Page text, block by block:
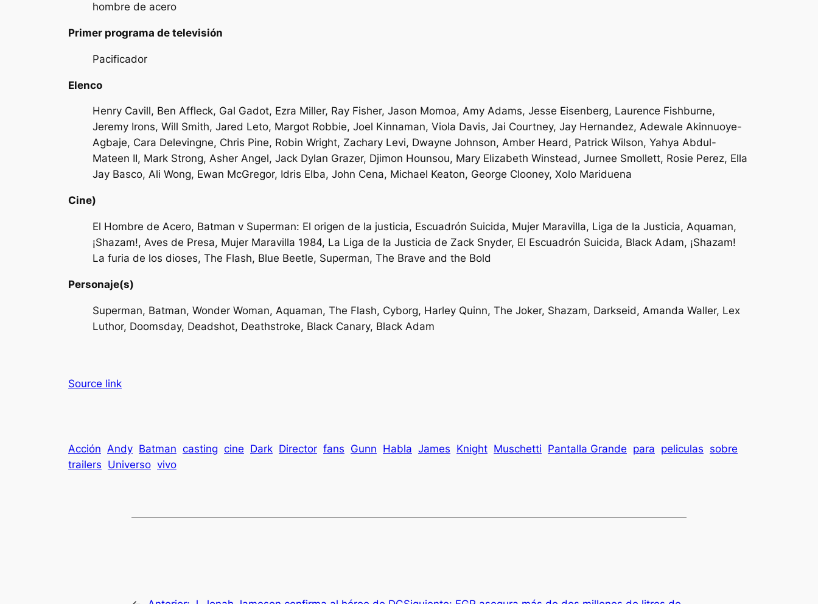
hombre de acero
Primer programa de televisión
Pacificador
Elenco
Henry Cavill, Ben Affleck, Gal Gadot, Ezra Miller, Ray Fisher, Jason Momoa, Amy Adams, Jesse Eisenberg, Laurence Fishburne,
Jeremy Irons, Will Smith, Jared Leto, Margot Robbie, Joel Kinnaman, Viola Davis, Jai Courtney, Jay Hernandez, Adewale Akinnuoye-
Agbaje, Cara Delevingne, Chris Pine, Robin Wright, Zachary Levi, Dwayne Johnson, Amber Heard, Patrick Wilson, Yahya Abdul-
Mateen II, Mark Strong, Asher Angel, Jack Dylan Grazer, Djimon Hounsou, Mary Elizabeth Winstead, Jurnee Smollett, Rosie Perez, Ella
Jay Basco, Ali Wong, Ewan McGregor, Idris Elba, John Cena, Michael Keaton, George Clooney, Xolo Mariduena
Cine)
El Hombre de Acero, Batman v Superman: El origen de la justicia, Escuadrón Suicida, Mujer Maravilla, Liga de la Justicia, Aquaman,
¡Shazam!, Aves de Presa, Mujer Maravilla 1984, La Liga de la Justicia de Zack Snyder, El Escuadrón Suicida, Black Adam, ¡Shazam!
La furia de los dioses, The Flash, Blue Beetle, Superman, The Brave and the Bold
Personaje(s)
Superman, Batman, Wonder Woman, Aquaman, The Flash, Cyborg, Harley Quinn, The Joker, Shazam, Darkseid, Amanda Waller, Lex
Luthor, Doomsday, Deadshot, Deathstroke, Black Canary, Black Adam
Source link
Acción Andy Batman casting cine Dark Director fans Gunn Habla James Knight Muschetti Pantalla Grande para peliculas sobre
trailers Universo vivo